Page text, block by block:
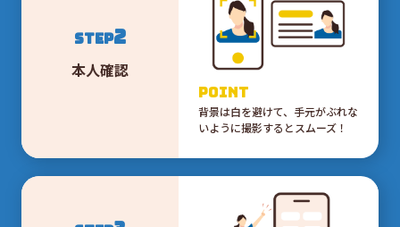
STEP2
本人確認
POINT
背景は白を避けて、手元がぶれな
いように撮影するとスムーズ！